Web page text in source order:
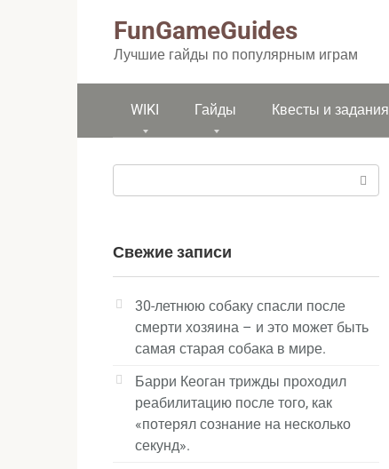
FunGameGuides
Лучшие гайды по популярным играм
WIKI Гайды Квесты и задания
Свежие записи
30-летнюю собаку спасли после
смерти хозяина – и это может быть
самая старая собака в мире.
Барри Кеоган трижды проходил
реабилитацию после того, как
«потерял сознание на несколько
секунд».